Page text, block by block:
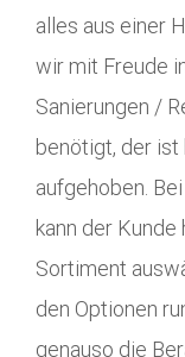
alles aus einer
wir mit Freude
Sanierungen /
benötigt, der ist
aufgehoben.
kann der
Sortiment
den Optionen
genauso die